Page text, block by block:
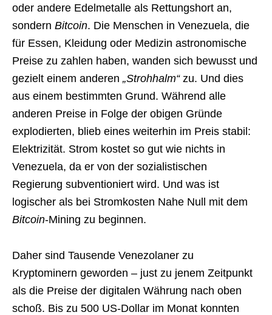
oder andere Edelmetalle als Rettungshort an,
sondern Bitcoin. Die Menschen in Venezuela, die
für Essen, Kleidung oder Medizin astronomische
Preise zu zahlen haben, wanden sich bewusst und
gezielt einem anderen „Strohhalm“zu. Und dies
aus einem bestimmten Grund. Während alle
anderen Preise in Folge der obigen Gründe
explodierten, blieb eines weiterhin im Preis stabil:
Elektrizität. Strom kostet so gut wie nichts in
Venezuela, da er von der sozialistischen
Regierung subventioniert wird. Und was ist
logischer als bei Stromkosten Nahe Null mit dem
Bitcoin-Mining zu beginnen.
Daher sind Tausende Venezolaner zu
Kryptominern geworden – just zu jenem Zeitpunkt
als die Preise der digitalen Währung nach oben
schoß. Bis zu 500 US-Dollar im Monat konnten